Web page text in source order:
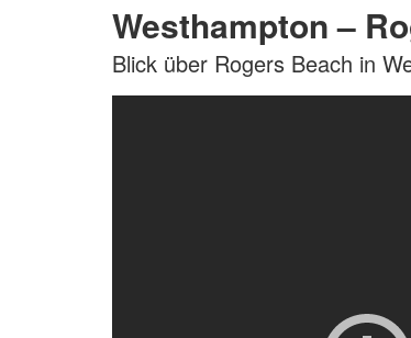
Westhampton –
Blick über Rogers Beach in